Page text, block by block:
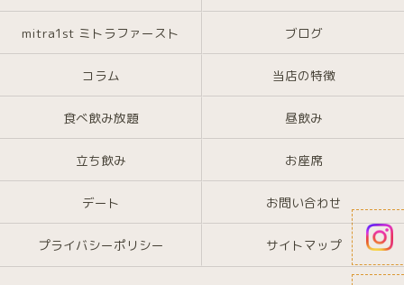
mitra1st ミトラファースト ブログ
コラム 当店の特徴
食べ飲み放題 昼飲み
立ち飲み お座席
デート お問い合わせ
プライバシーポリシー サイトマップ